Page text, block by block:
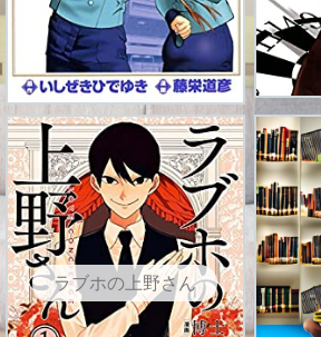
ラブホの上野さん